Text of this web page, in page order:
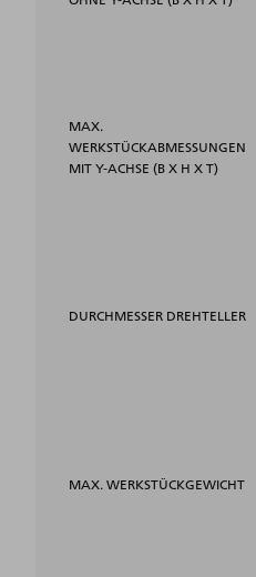
MAX.
WERKSTÜCKABMESSUNGEN
MIT Y-ACHSE (B X H X T)
DURCHMESSER DREHTELLER
MAX. WERKSTÜCKGEWICHT